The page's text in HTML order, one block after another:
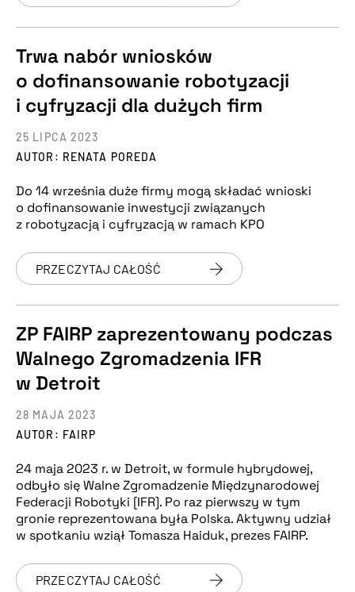
Trwa nabór wniosków
o dofinansowanie robotyzacji
i cyfryzacji dla dużych firm
AUTOR: RENATA POREDA
25 LIPCA 2023
Do 14 września duże firmy mogą składać wnioski
o dofinansowanie inwestycji związanych
z robotyzacją i cyfryzacją w ramach KPO
PRZECZYTAJ CAŁOŚĆ
ZP FAIRP zaprezentowany podczas
Walnego Zgromadzenia IFR
w Detroit
AUTOR: FAIRP
28 MAJA 2023
24 maja 2023 r. w Detroit, w formule hybrydowej,
odbyło się Walne Zgromadzenie Międzynarodowej
Federacji Robotyki [IFR]. Po raz pierwszy w tym
gronie reprezentowana była Polska. Aktywny udział
w spotkaniu wziął Tomasza Haiduk, prezes FAIRP.
PRZECZYTAJ CAŁOŚĆ